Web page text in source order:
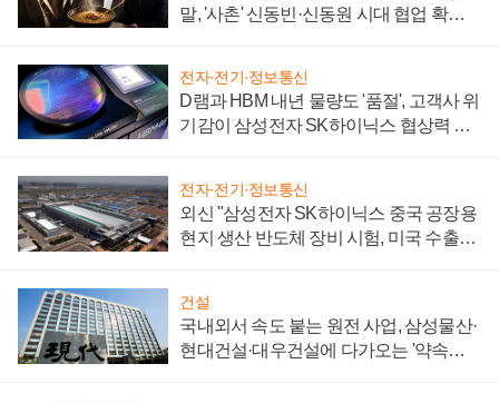
말, '사촌' 신동빈·신동원 시대 협업 확대
전자·전기·정보통신
D램과 HBM 내년 물량도 '품절', 고객사 위
기감이 삼성전자 SK하이닉스 협상력 더
전자·전기·정보통신
외신 "삼성전자 SK하이닉스 중국 공장용
현지 생산 반도체 장비 시험, 미국 수출통
건설
국내외서 속도 붙는 원전 사업, 삼성물산·
현대건설·대우건설에 다가오는 '약속의